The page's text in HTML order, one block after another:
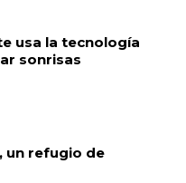
usa la tecnología
sonrisas
un refugio de